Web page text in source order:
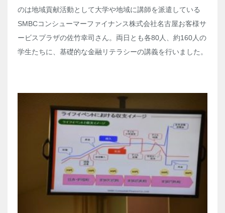
のは地域貢献活動として大学や地域に講師を派遣している
SMBCコンシューマーファイナンス株式会社名古屋お客様サ
ービスプラザの佐竹幸司さん。両日とも各80人、約160人の
学生たちに、基礎的な金融リテラシーの講義を行いました。